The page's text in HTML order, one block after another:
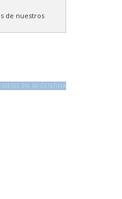
de nuestros
EN ARGENTINA